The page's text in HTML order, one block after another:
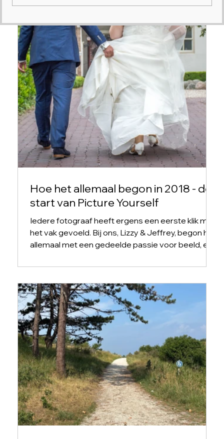
Hoe het allemaal begon in 2018 - de
start van Picture Yourself
Iedere fotograaf heeft ergens een eerste klik met
het vak gevoeld. Bij ons, Lizzy & Jeffrey, begon het
allemaal met een gedeelde passie voor beeld, een
in eerste instantie een fictief schoolproject leek,
groeide uit tot iets waar we vandaag nog steeds
elke dag met hart en ziel aan werken: Picture
Yourself Foto & Video.
Eerlijk: We hebben het laten
versloffen